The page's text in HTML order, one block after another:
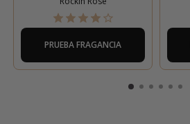
PRUEBA FRAGANCIA